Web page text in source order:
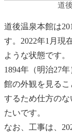
道
道後温泉本館は
す。2022年1月現
ような状態です。
1894年（明治27
館の外観を見る
するため仕方の
たいです。
なお、工事は、